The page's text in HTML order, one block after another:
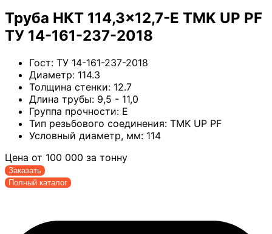
Труба НКТ 114,3×12,7-Е TMK UP PF
ТУ 14-161-237-2018
Гост: ТУ 14-161-237-2018
Диаметр: 114.3
Толщина стенки: 12.7
Длина трубы: 9,5 - 11,0
Группа прочности: Е
Тип резьбового соединения: TMK UP PF
Условный диаметр, мм: 114
Цена от 100 000 за тонну
Заказать
Полный каталог